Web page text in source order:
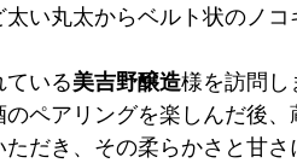
い丸太からベルト状のノコ
いる美吉野醸造様を訪問し
ペアリングを楽しんだ後、
だき、その柔らかさと甘さ